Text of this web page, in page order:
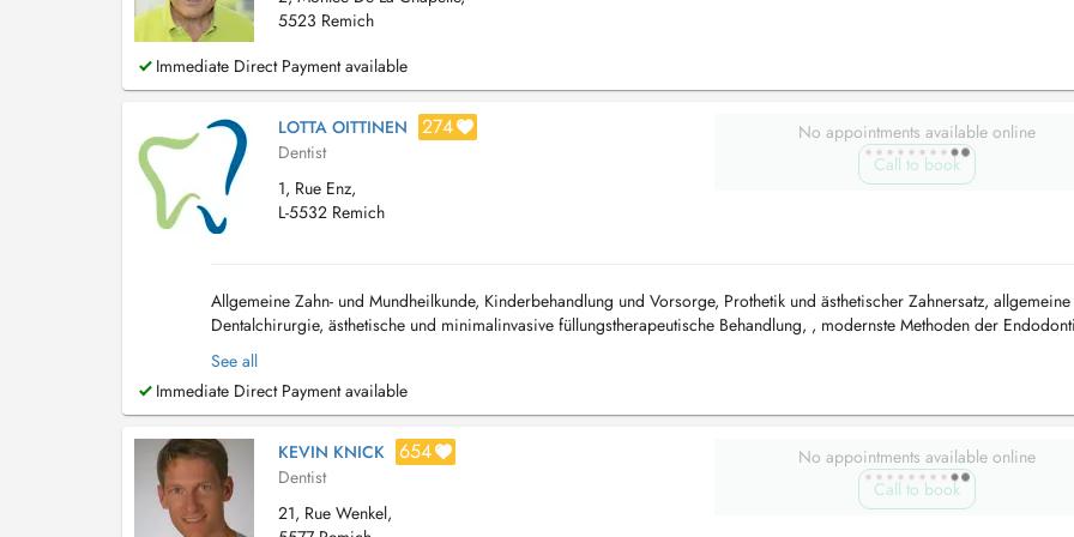
5523 Remich
Immediate Direct Payment available
LOTTA OITTINEN 274
Dentist
1, Rue Enz,
L-5532 Remich
No appointments available online
Call to book
Allgemeine Zahn- und Mundheilkunde, Kinderbehandlung und Vorsorge, Prothetik und ästhetischer Zahnersatz, allgemeine
Dentalchirurgie, ästhetische und minimalinvasive füllungstherapeutische Behandlung, , modernste Methoden der
zeitgemäße individualisierte Prophylaxe und Parodontologiebeha...
See all
Immediate Direct Payment available
KEVIN KNICK 654
Dentist
21, Rue Wenkel,
No appointments available online
Call to book